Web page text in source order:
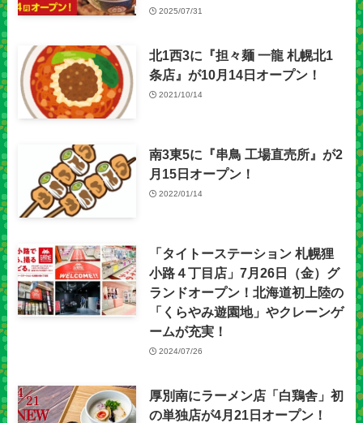
2025/07/31
北1西3に『担々麺 一龍 札幌北1
条店』が10月14日オープン！
2021/10/14
南3東5に『串鳥 工場直売所』が2
月15日オープン！
2022/01/14
「タイトーステーション 札幌狸
小路４丁目店」7月26日（金）グ
ランドオープン！北海道初上陸の
「くらやみ遊園地」やクレーンゲ
ームが充実！
2024/07/26
厚別南にラーメン店「白鶏舎」初
の単独店が4月21日オープン！